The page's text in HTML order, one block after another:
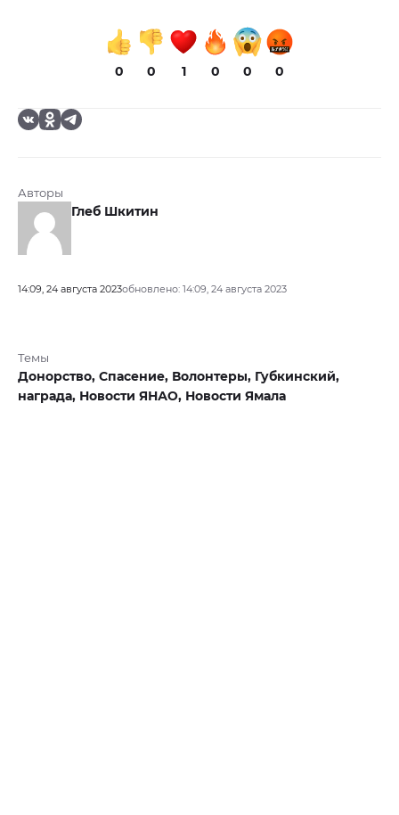
0 0 1 0 0 0
Авторы
Глеб Шкитин
14:09, 24 августа 2023обновлено: 14:09, 24 августа 2023
Темы
Донорство, Спасение, Волонтеры, Губкинский,
награда, Новости ЯНАО, Новости Ямала